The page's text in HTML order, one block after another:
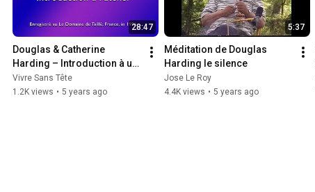
28:47
Douglas & Catherine
Harding – Introduction à un
atelier
Vivre Sans Tête
1.2K views • 5 years ago
5:37
Méditation de Douglas
Harding le silence
Jose Le Roy
4.4K views • 5 years ago